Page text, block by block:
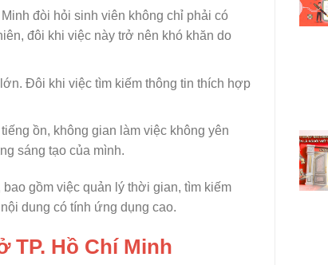
đòi hỏi sinh viên không chỉ phải có
đôi khi việc này trở nên khó khăn do
Đôi khi việc tìm kiếm thông tin thích hợp
ồn, không gian làm việc không yên
sáng tạo của mình.
bao gồm việc quản lý thời gian, tìm kiếm
dung có tính ứng dụng cao.
TP. Hồ Chí Minh